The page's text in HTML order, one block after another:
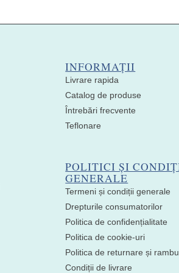
INFORMAȚII
Livrare rapida
Catalog de produse
Întrebări frecvente
Teflonare
POLITICI ȘI
GENERALE
Termeni și condiții generale
Drepturile consumatorilor
Politica de confidențialitate
Politica de cookie-uri
Politica de returnare și
Condiții de livrare